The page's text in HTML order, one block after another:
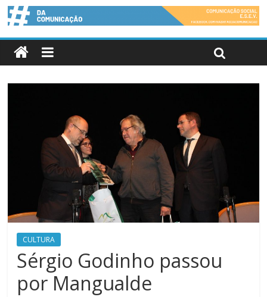
CULTURA
Sérgio Godinho passou
por Mangualde